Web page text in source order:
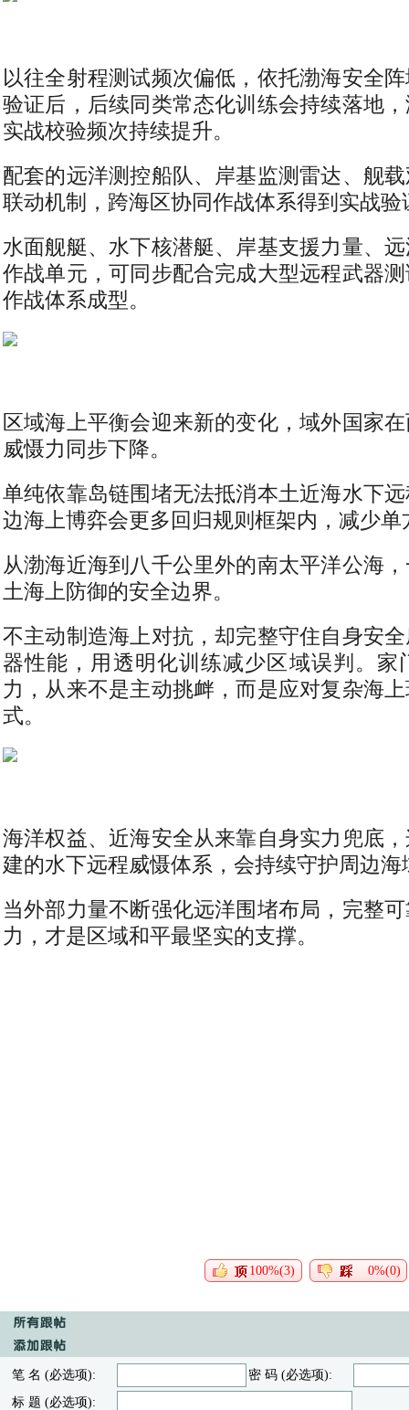
以往全射程测试频次偏低，依托渤海安全
验证后，后续同类常态化训练会持续落地
实战校验频次持续提升。
配套的远洋测控船队、岸基监测雷达、舰
联动机制，跨海区协同作战体系得到实战验
水面舰艇、水下核潜艇、岸基支援力量、
作战单元，可同步配合完成大型远程武器
作战体系成型。
区域海上平衡会迎来新的变化，域外国家
威慑力同步下降。
单纯依靠岛链围堵无法抵消本土近海水下
边海上博弈会更多回归规则框架内，减少
从渤海近海到八千公里外的南太平洋公海
土海上防御的安全边界。
不主动制造海上对抗，却完整守住自身安
器性能，用透明化训练减少区域误判。家
力，从来不是主动挑衅，而是应对复杂海
式。
海洋权益、近海安全从来靠自身实力兜底
建的水下远程威慑体系，会持续守护周边海
当外部力量不断强化远洋围堵布局，完整
力，才是区域和平最坚实的支撑。
100%(3) 0%(0)
笔 名 (必选项):
密 码 (必选项):
标 题 (必选项):